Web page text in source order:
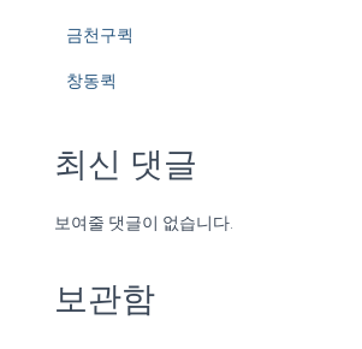
금천구퀵
창동퀵
최신 댓글
보여줄 댓글이 없습니다.
보관함